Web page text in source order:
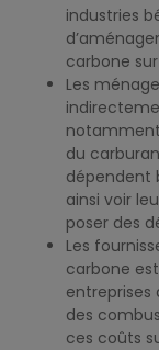
industries
carbone
Les
notamment
du
dépendent
ainsi voir
poser des
Les
carbone
des
ces coûts